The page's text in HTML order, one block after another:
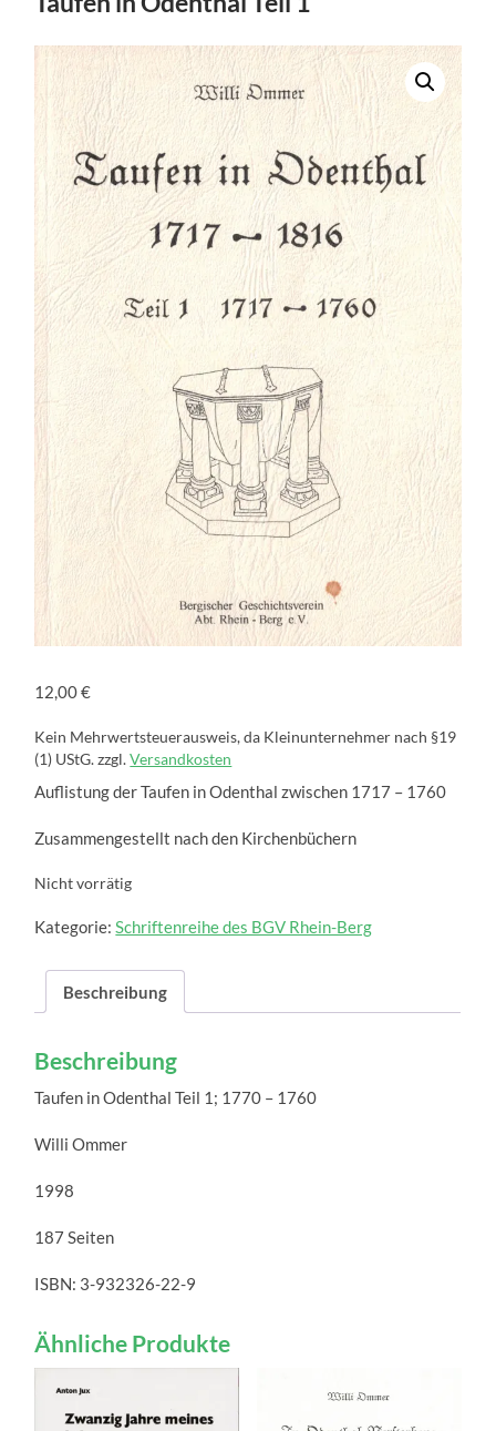
12,00€
Kein Mehrwertsteuerausweis, da Kleinunternehmer nach §19
(1) UStG. zzgl.Versandkosten
Auflistung der Taufen in Odenthal zwischen 1717 – 1760
Zusammengestellt nach den Kirchenbüchern
Nicht vorrätig
Kategorie:Schriftenreihe des BGV Rhein-Berg
Beschreibung
Beschreibung
Taufen in Odenthal Teil 1; 1770 – 1760
Willi Ommer
1998
187 Seiten
ISBN: 3-932326-22-9
Ähnliche Produkte